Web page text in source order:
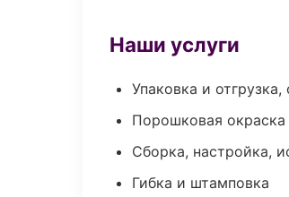
Наши услуги
Упаковка и
Порошковая окраска
Сборка, настройка,
Гибка и штамповка